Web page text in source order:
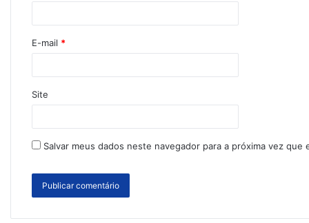
E-mail *
Site
Salvar meus dados neste navegador para a próxima vez que